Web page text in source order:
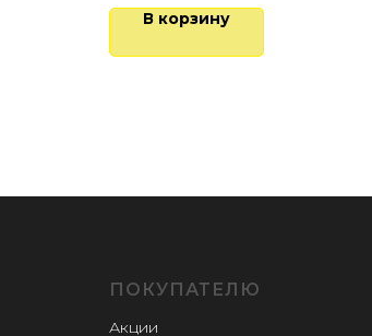
В корзину
ПОКУПАТЕЛЮ
Акции